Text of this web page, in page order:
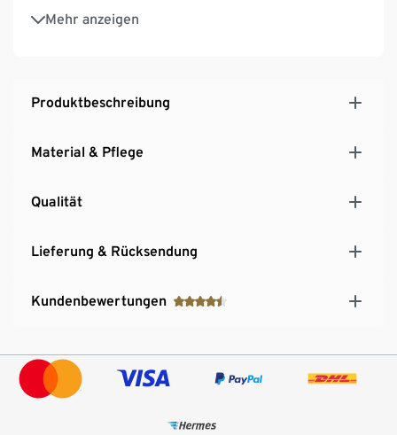
Mehr anzeigen
In modernem Karo-Dessin
Mit Elasthan: formbeständig, perfekter Sitz, hoher
Produktbeschreibung
Material & Pflege
Qualität
Lieferung & Rücksendung
Kundenbewertungen